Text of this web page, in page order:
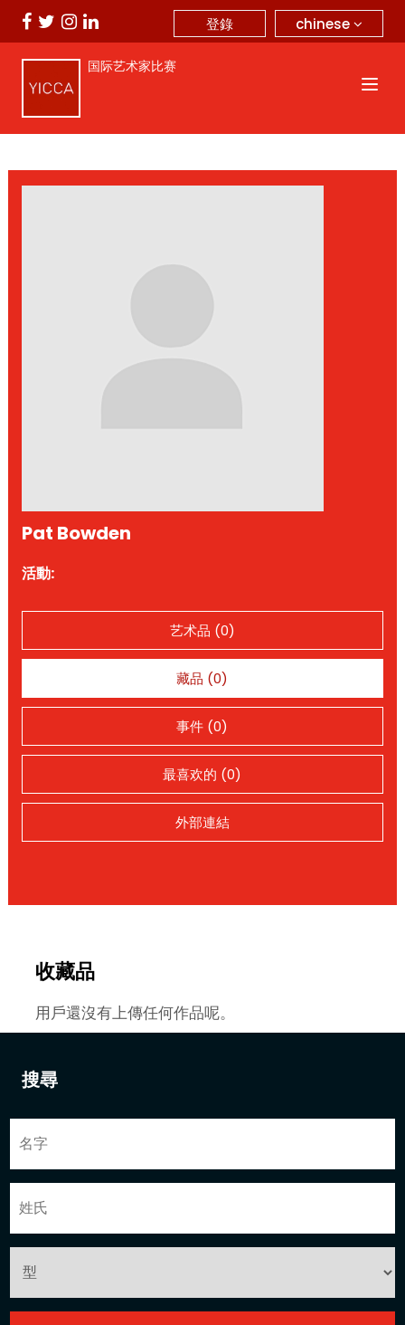
chinese
登錄
国际艺术家比赛
搜尋
Pat Bowden
活動:
艺术品 (0)
藏品 (0)
事件 (0)
最喜欢的 (0)
外部連結
收藏品
用戶還沒有上傳任何作品呢。